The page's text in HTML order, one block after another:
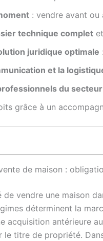
: vendre avant
technique complet
juridique optimale
et la
du secteur
grâce à un
de maison :
de vendre une maison
déterminent la
acquisition antérieure
le titre de propriété.